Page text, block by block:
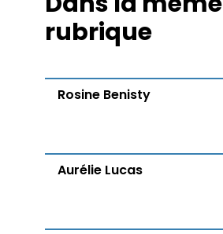
rubrique
Rosine Benisty
Aurélie Lucas